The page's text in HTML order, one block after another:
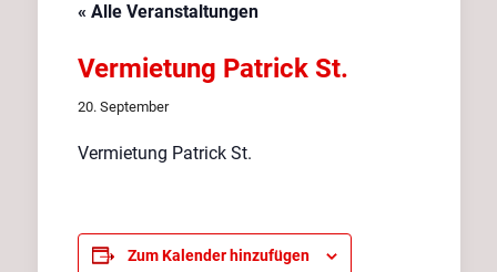
« Alle Veranstaltungen
Vermietung Patrick St.
20. September
Vermietung Patrick St.
Zum Kalender hinzufügen